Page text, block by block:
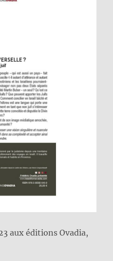
aux éditions Ovadia,